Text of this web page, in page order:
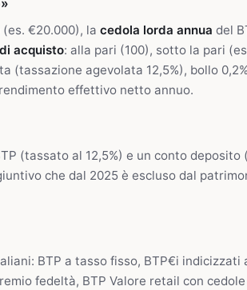
€20.000), la cedola lorda annua del
acquisto: alla pari (100), sotto la pari
(tassazione agevolata 12,5%), bollo
effettivo netto annuo.
(tassato al 12,5%) e un conto deposito
che dal 2025 è escluso dal
BTP a tasso fisso, BTP€i indicizzati
fedeltà, BTP Valore retail con